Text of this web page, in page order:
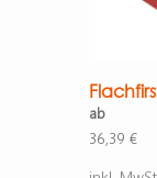
ab
36,39 €